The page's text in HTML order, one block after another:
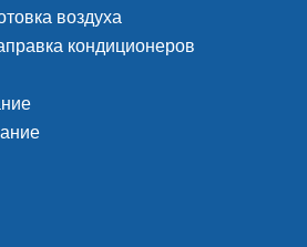
воздуха
кондиционеров